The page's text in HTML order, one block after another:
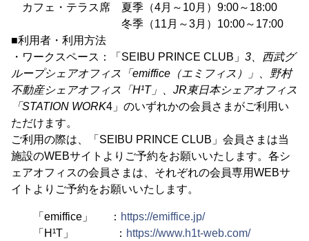
カフェ・テラス席 夏季（4月～10月）9:00～18:00
冬季（11月～3月）10:00～17:00
■利用者・利用方法
・ワークスペース：「SEIBU PRINCE CLUB」 3、西武グ
ループシェアオフィス「emiffice（エミフィス）」、野村
不動産シェアオフィス「H¹T」、JR東日本シェアオフィス
「STATION WORK4」のいずれかの会員さまがご利用い
ただけます。
ご利用の際は、「SEIBU PRINCE CLUB」会員さまは当
施設のWEBサイトよりご予約をお願いいたします。各シ
ェアオフィスの会員さまは、それぞれの会員専用WEBサ
イトよりご予約をお願いいたします。
「emiffice」 ： https://emiffice.jp/
「H¹T」 ： https://www.h1t-web.com/